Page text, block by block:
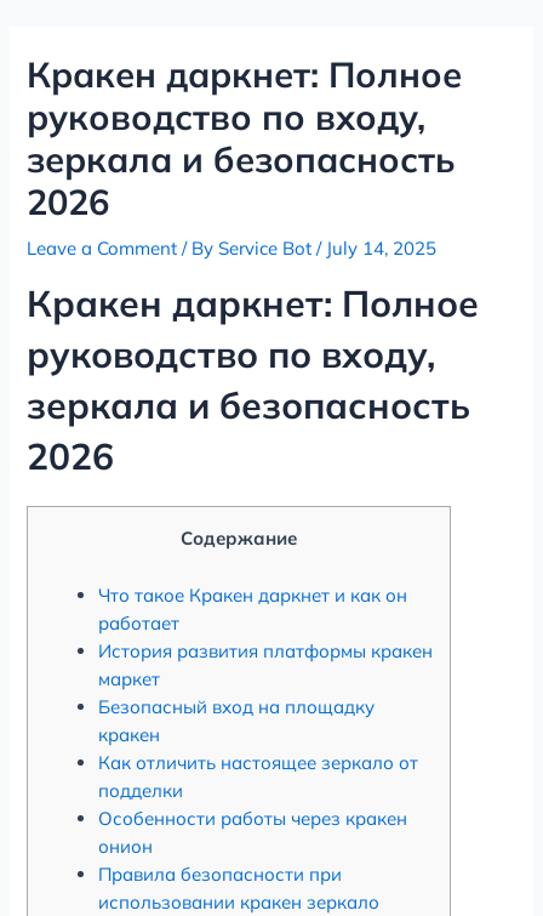
contentКракен даркнет: Полное
руководство по входу,
зеркала и безопасность
2026
Leave a Comment / ByService Bot/ July 14, 2025
Кракен даркнет: Полное
руководство по входу,
зеркала и безопасность
2026
Содержание
Что такое Кракен даркнет и как он
работает
История развития платформы кракен
маркет
Безопасный вход на площадку
кракен
Как отличить настоящее зеркало от
подделки
Особенности работы через кракен
онион
Правила безопасности при
использовании кракен зеркало